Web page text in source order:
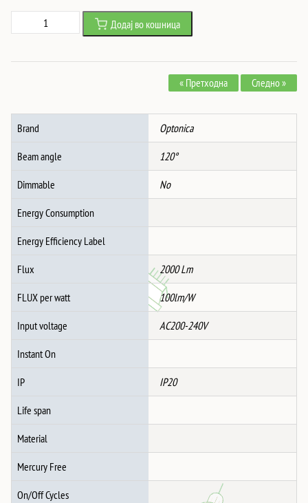
was:
5,364 ден.
price
4,693 ден.
ЛИНЕАРНА
20W
СРЕБРЕН
Neutral
количина
Додај во кошница
« Претходна Следно »
Brand Optonica
Beam angle 120°
Dimmable No
Energy Consumption
Energy Efficiency Label
Flux 2000 Lm
FLUX per watt 100lm/W
Input voltage AC200-240V
Instant On
IP IP20
Life span
Material
Mercury Free
On/Off Cycles